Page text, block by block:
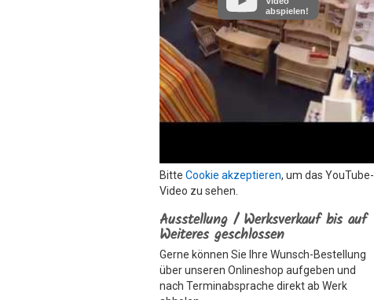
abspielen!
Bitte Cookie akzeptieren, um das YouTube-
Video zu sehen.
Ausstellung / Werksverkauf bis auf
Weiteres geschlossen
Gerne können Sie Ihre Wunsch-Bestellung
über unseren Onlineshop aufgeben und
nach Terminabsprache direkt ab Werk